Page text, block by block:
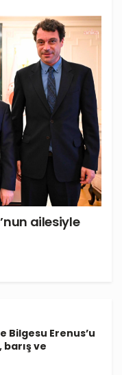
ailesiyle
Bilgesu Erenus’u
barış ve